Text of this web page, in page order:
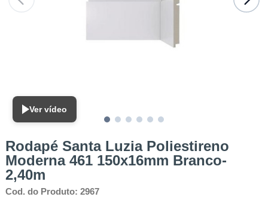
Ver vídeo
Rodapé Santa Luzia Poliestireno
Moderna 461 150x16mm Branco-
2,40m
Cod. do Produto: 2967